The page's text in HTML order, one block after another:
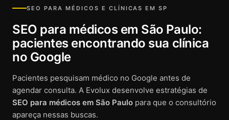
SEO PARA MÉDICOS E CLÍNICAS EM SP
SEO para médicos em São Paulo:
pacientes encontrando sua clínica
no Google
Pacientes pesquisam médico no Google antes de
agendar consulta. A Evolux desenvolve estratégias de
SEO para médicos em São Paulo para que o consultório
apareça nessas buscas.